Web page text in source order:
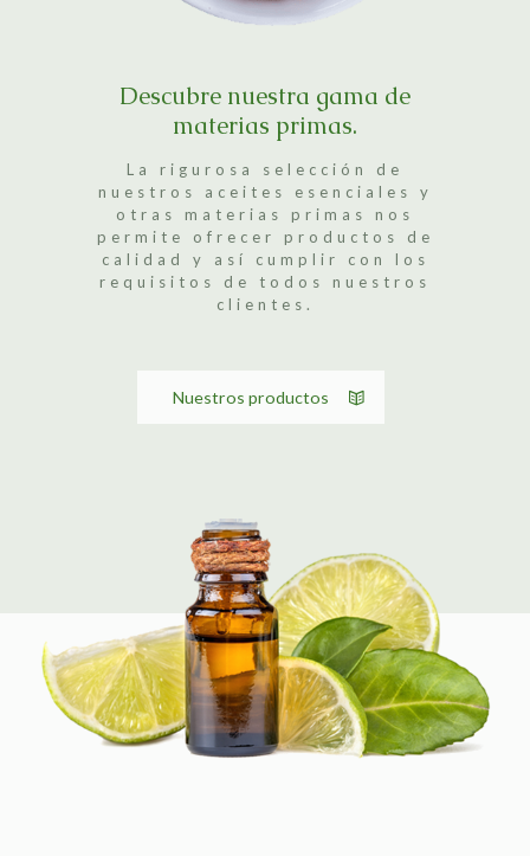
Descubre nuestra gama de
materias primas.
La rigurosa selección de
nuestros aceites esenciales y
otras materias primas nos
permite ofrecer productos de
calidad y así cumplir con los
requisitos de todos nuestros
clientes.
Nuestros productos